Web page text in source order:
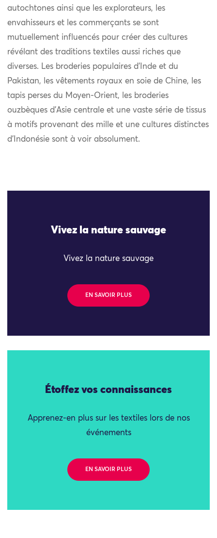
autochtones ainsi que les explorateurs, les
envahisseurs et les commerçants se sont
mutuellement influencés pour créer des cultures
révélant des traditions textiles aussi riches que
diverses. Les broderies populaires d’Inde et du
Pakistan, les vêtements royaux en soie de Chine, les
tapis perses du Moyen-Orient, les broderies
ouzbèques d’Asie centrale et une vaste série de tissus
à motifs provenant des mille et une cultures distinctes
d’Indonésie sont à voir absolument.
Vivez la nature sauvage
Vivez la nature sauvage
EN SAVOIR PLUS
Étoffez vos connaissances
Apprenez-en plus sur les textiles lors de nos
événements
EN SAVOIR PLUS